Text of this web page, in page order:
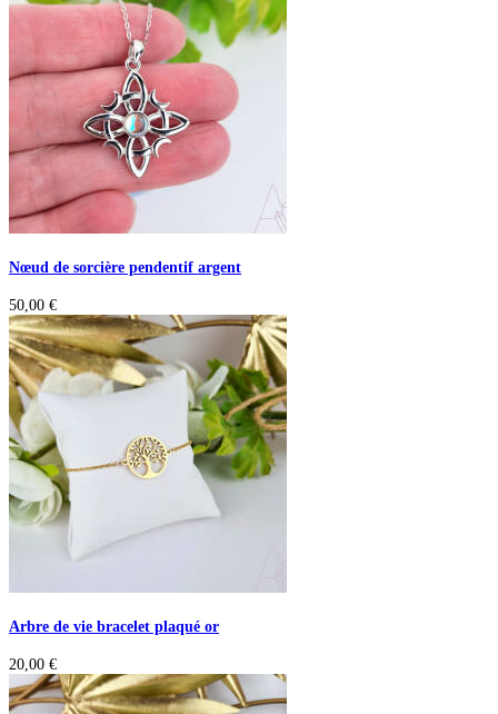
Nœud de sorcière pendentif argent
50,00 €
Arbre de vie bracelet plaqué or
20,00 €